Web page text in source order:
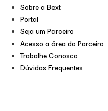
Sobre a Bext
Portal
Seja um Parceiro
Acesso a área do Parceiro
Trabalhe Conosco
Dúvidas Frequentes